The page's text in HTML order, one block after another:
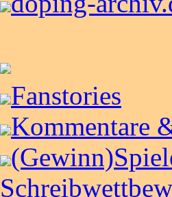
Fanstories
Kommentare